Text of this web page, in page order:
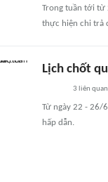
Trong tuần tới từ
thực hiện chi trả
Lịch chốt
3 liên quan
Từ ngày 22 - 26/
hấp dẫn.